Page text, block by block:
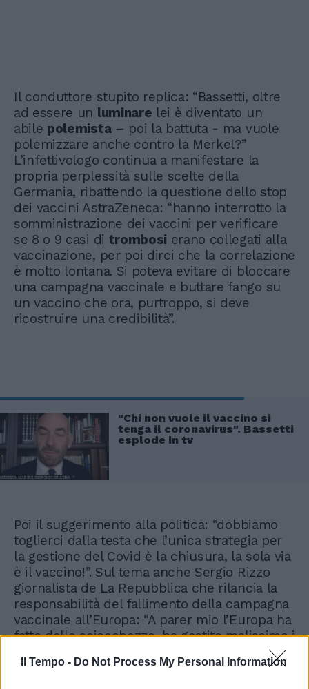
Il Tempo - Do Not Process My Personal Information
Il conduttore stupito replica: “Bassetti, oltre
ad essere un luminare lei è diventato un
abile polemista– poi la battuta - ma vuole
polemizzare anche contro la Merkel?”
L’infettivologo continua a manifestare la
propria perplessità sulle scelte della
Germania, ribattendo la questione dello stop
dei vaccini AstraZeneca: “hanno interrotto la
somministrazione dei vaccini per verificare
se 8 o 9 casi di trombosi erano collegati alla
vaccinazione, per poi dirci che la correlazione
è molto lontana. Si poteva evitare di bloccare
una campagna vaccinale e buttare fango su
un vaccino che ora, purtroppo, si deve
ricostruire una credibilità”.
"Chi non vuole il vaccino si
tenga il coronavirus". Bassetti
esplode in tv
Poi il suggerimento alla politica: “dobbiamo
toglierci dalla testa che l’unica strategia per
la gestione del Covid è la chiusura, la sola via
è il vaccino!”. Sul tema anche Sergio Rizzo
giornalista de La Repubblica che rilancia la
responsabilità del fallimento della campagna
vaccinale all’Europa: “A parer mio l’Europa ha
fatto delle sciocchezze, ha gestito malissimo i
farmaceutiche.” Poi sul profondo divario che